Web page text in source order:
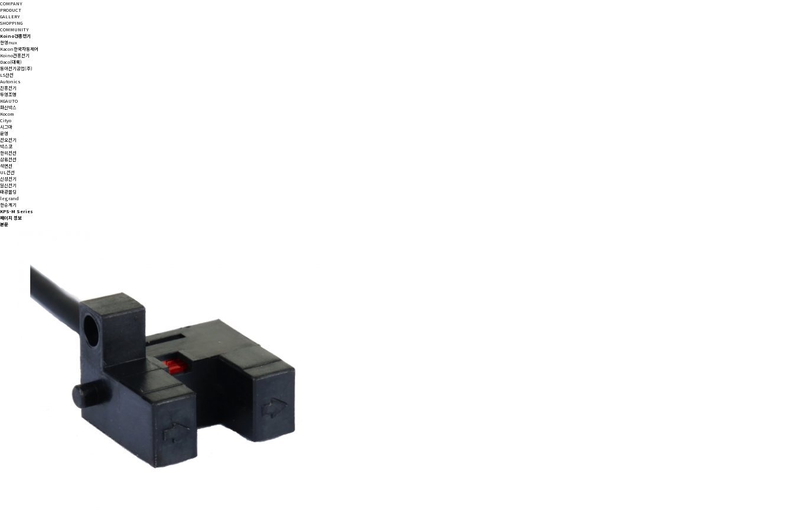
COMPANY
PRODUCT
GALLERY
SHOPPING
COMMUNITY
Koino건흥전기
한영nux
Kacon한국자동제어
Koino건흥전기
Daco(대륙)
동아전기공업(주)
LS산전
Autonics
진흥전기
두영조명
KGAUTO
화신박스
Kocom
Cityo
시그마
운영
전오전기
박스코
한미전선
삼원전선
석면선
UL전선
신성전기
일신전기
태광몰딩
legrand
한승계기
KPS-M Series
페이지 정보
본문